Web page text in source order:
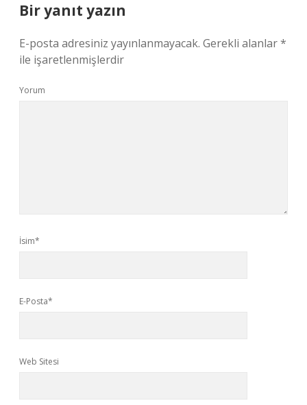
Bir yanıt yazın
E-posta adresiniz yayınlanmayacak. Gerekli alanlar*
ile işaretlenmişlerdir
Yorum
İsim*
E-Posta*
Web Sitesi